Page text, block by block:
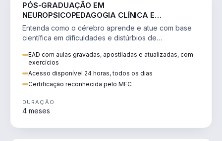
PÓS-GRADUAÇÃO EM
NEUROPSICOPEDAGOGIA CLÍNICA E
INSTITUCIONAL
Entenda como o cérebro aprende e atue com base
científica em dificuldades e distúrbios de
EAD com aulas gravadas, apostiladas e atualizadas, com
exercícios
Acesso disponível 24 horas, todos os dias
Certificação reconhecida pelo MEC
DURAÇÃO
4 meses